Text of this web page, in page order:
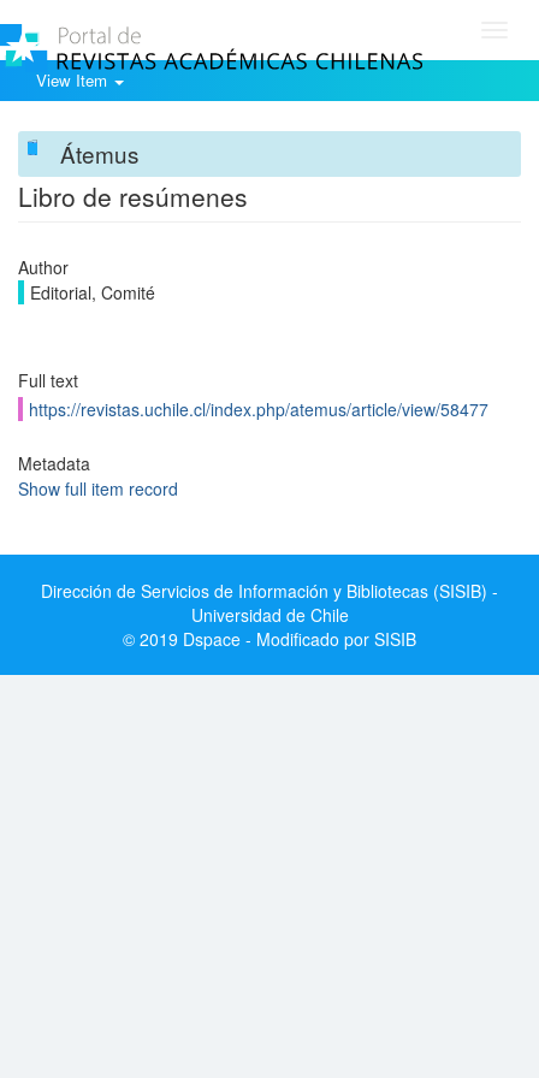
View Item
Átemus
Libro de resúmenes
Author
Editorial, Comité
Full text
https://revistas.uchile.cl/index.php/atemus/article/view/58477
Metadata
Show full item record
Dirección de Servicios de Información y Bibliotecas (SISIB) -
Universidad de Chile
© 2019 Dspace - Modificado por SISIB